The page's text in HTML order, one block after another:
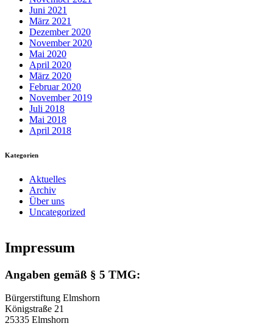
Juni 2021
März 2021
Dezember 2020
November 2020
Mai 2020
April 2020
März 2020
Februar 2020
November 2019
Juli 2018
Mai 2018
April 2018
Kategorien
Aktuelles
Archiv
Über uns
Uncategorized
Impressum
Angaben gemäß § 5 TMG:
Bürgerstiftung Elmshorn
Königstraße 21
25335 Elmshorn